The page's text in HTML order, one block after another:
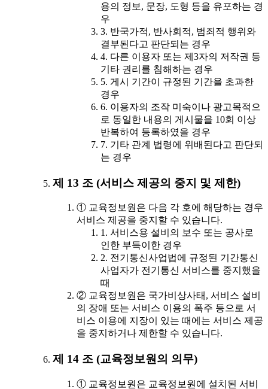
용의 정보, 문장, 도형 등을 유포하는 경
우
3. 반국가적, 반사회적, 범죄적 행위와
결부된다고 판단되는 경우
4. 다른 이용자 또는 제3자의 저작권 등
기타 권리를 침해하는 경우
5. 게시 기간이 규정된 기간을 초과한
경우
6. 이용자의 조작 미숙이나 광고목적으
로 동일한 내용의 게시물을 10회 이상
반복하여 등록하였을 경우
7. 기타 관계 법령에 위배된다고 판단되
는 경우
제 13 조 (서비스 제공의 중지 및 제한)
① 교육정보원은 다음 각 호에 해당하는 경우
서비스 제공을 중지할 수 있습니다.
1. 서비스용 설비의 보수 또는 공사로
인한 부득이한 경우
2. 전기통신사업법에 규정된 기간통신
사업자가 전기통신 서비스를 중지했을
때
② 교육정보원은 국가비상사태, 서비스 설비
의 장애 또는 서비스 이용의 폭주 등으로 서
비스 이용에 지장이 있는 때에는 서비스 제공
을 중지하거나 제한할 수 있습니다.
제 14 조 (교육정보원의 의무)
① 교육정보원은 교육정보원에 설치된 서비